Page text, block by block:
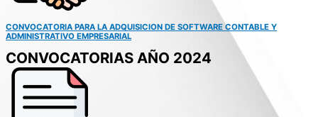
CONVOCATORIA PARA LA ADQUISICION DE SOFTWARE CONTABLE Y
ADMINISTRATIVO EMPRESARIAL
CONVOCATORIAS AÑO 2024